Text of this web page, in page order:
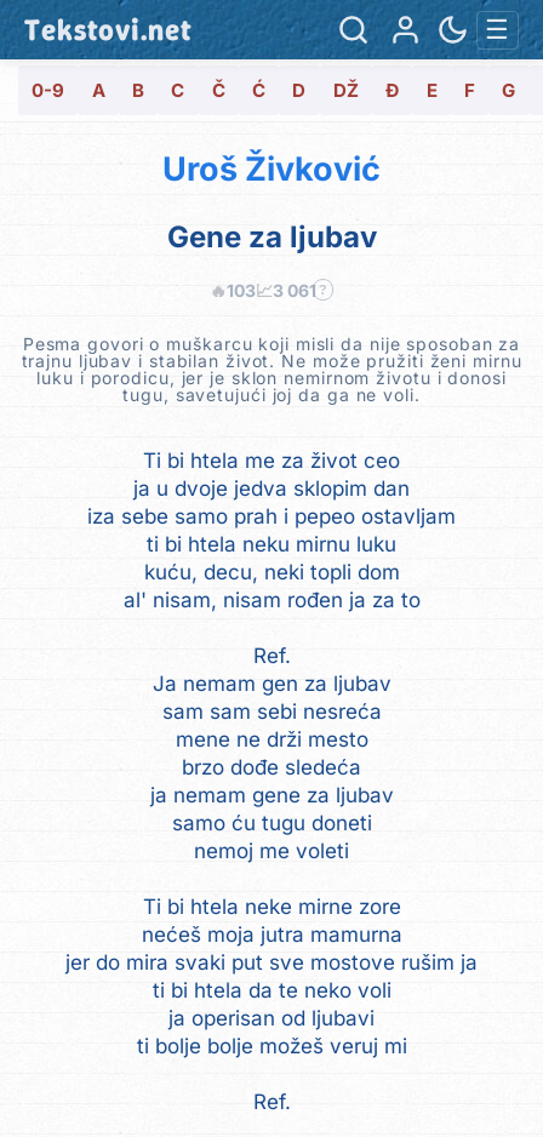
Tekstovi.net ☰
0-9 A B C Č Ć D DŽ Đ E F G
Uroš Živković
Gene za ljubav
🔥103📈3 061 ?
Pesma govori o muškarcu koji misli da nije sposoban za
trajnu ljubav i stabilan život. Ne može pružiti ženi mirnu
luku i porodicu, jer je sklon nemirnom životu i donosi
tugu, savetujući joj da ga ne voli.
Ti bi htela me za život ceo
ja u dvoje jedva sklopim dan
iza sebe samo prah i pepeo ostavljam
ti bi htela neku mirnu luku
kuću, decu, neki topli dom
al' nisam, nisam rođen ja za to
Ref.
Ja nemam gen za ljubav
sam sam sebi nesreća
mene ne drži mesto
brzo dođe sledeća
ja nemam gene za ljubav
samo ću tugu doneti
nemoj me voleti
Ti bi htela neke mirne zore
nećeš moja jutra mamurna
jer do mira svaki put sve mostove rušim ja
ti bi htela da te neko voli
ja operisan od ljubavi
ti bolje bolje možeš veruj mi
Ref.